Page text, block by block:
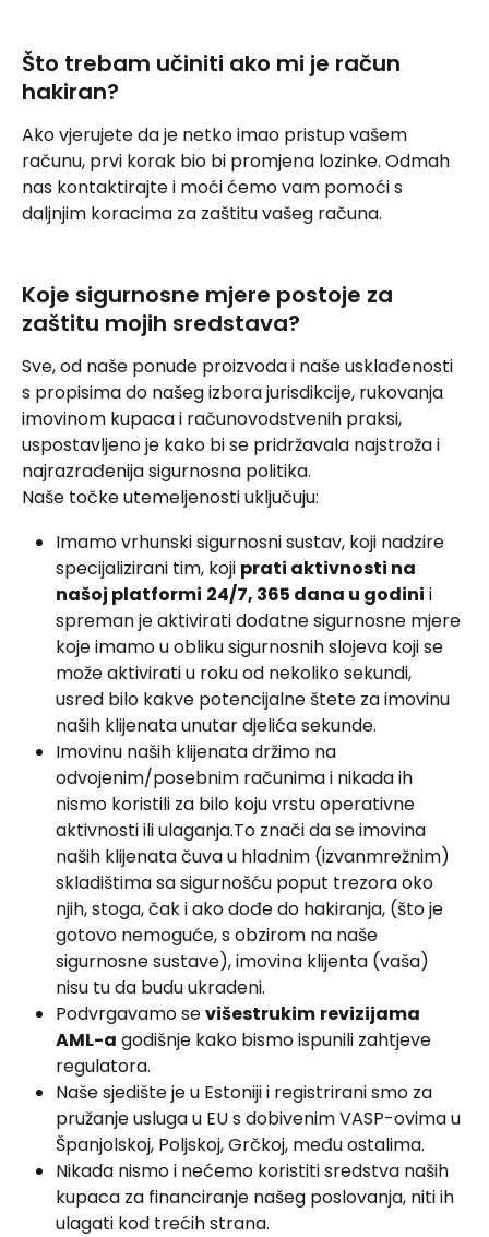
Što trebam učiniti ako mi je račun
hakiran?
Ako vjerujete da je netko imao pristup vašem
računu, prvi korak bio bi promjena lozinke. Odmah
nas kontaktirajte i moći ćemo vam pomoći s
daljnjim koracima za zaštitu vašeg računa.
Koje sigurnosne mjere postoje za
zaštitu mojih sredstava?
Sve, od naše ponude proizvoda i naše usklađenosti
s propisima do našeg izbora jurisdikcije, rukovanja
imovinom kupaca i računovodstvenih praksi,
uspostavljeno je kako bi se pridržavala najstroža i
najrazrađenija sigurnosna politika.
Naše točke utemeljenosti uključuju:
Imamo vrhunski sigurnosni sustav, koji nadzire
specijalizirani tim, koji prati aktivnosti na
našoj platformi 24/7, 365 dana u godini i
spreman je aktivirati dodatne sigurnosne mjere
koje imamo u obliku sigurnosnih slojeva koji se
može aktivirati u roku od nekoliko sekundi,
usred bilo kakve potencijalne štete za imovinu
naših klijenata unutar djelića sekunde.
Imovinu naših klijenata držimo na
odvojenim/posebnim računima i nikada ih
nismo koristili za bilo koju vrstu operativne
aktivnosti ili ulaganja.To znači da se imovina
naših klijenata čuva u hladnim (izvanmrežnim)
skladištima sa sigurnošću poput trezora oko
njih, stoga, čak i ako dođe do hakiranja, (što je
gotovo nemoguće, s obzirom na naše
sigurnosne sustave), imovina klijenta (vaša)
nisu tu da budu ukradeni.
Podvrgavamo se višestrukim revizijama
AML-a godišnje kako bismo ispunili zahtjeve
regulatora.
Naše sjedište je u Estoniji i registrirani smo za
pružanje usluga u EU s dobivenim VASP-ovima u
Španjolskoj, Poljskoj, Grčkoj, među ostalima.
Nikada nismo i nećemo koristiti sredstva naših
kupaca za financiranje našeg poslovanja, niti ih
ulagati kod trećih strana.